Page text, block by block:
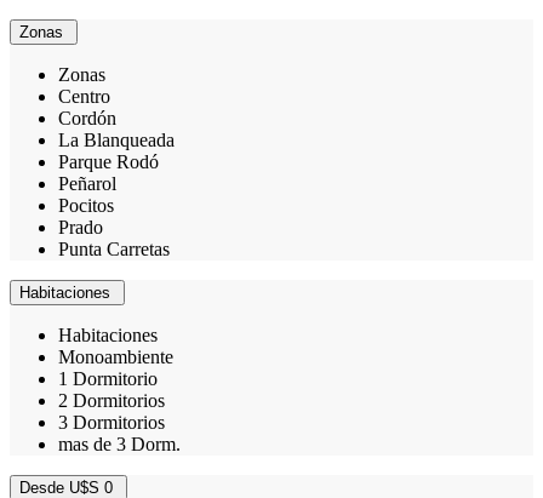
Zonas
Zonas
Centro
Cordón
La Blanqueada
Parque Rodó
Peñarol
Pocitos
Prado
Punta Carretas
Habitaciones
Habitaciones
Monoambiente
1 Dormitorio
2 Dormitorios
3 Dormitorios
mas de 3 Dorm.
Desde U$S 0